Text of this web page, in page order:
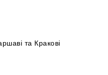
та Кракові